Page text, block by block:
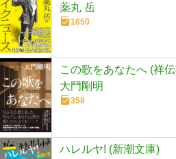
薬丸 岳
1650
この歌をあなたへ (祥
大門剛明
358
ハレルヤ! (新潮文庫)